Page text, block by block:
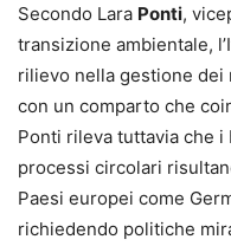
Secondo Lara Ponti,
transizione ambientale,
rilievo nella gestione dei
con un comparto che
Ponti rileva tuttavia che
processi circolari
Paesi europei come
richiedendo politiche